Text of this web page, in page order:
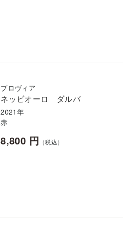
ブロヴィア
ネッビオーロ ダルバ
2021年
赤
8,800 円 （税込）